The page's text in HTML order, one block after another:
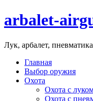
arbalet-
Лук, арбалет,
Главная
Выбор оружия
Охота
Охота с
Охота с